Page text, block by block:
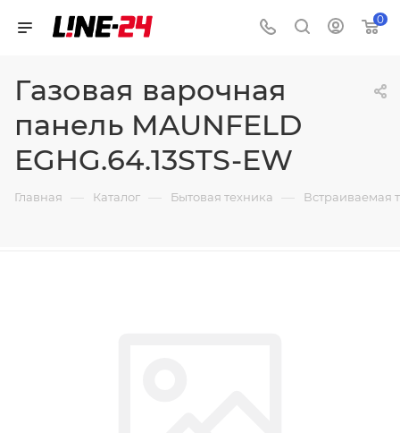
0
Газовая варочная
панель MAUNFELD
EGHG.64.13STS-EW
Главная — Каталог — Бытовая техника — Встраиваемая